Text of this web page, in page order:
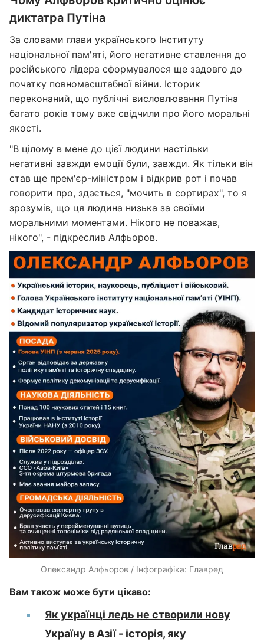
диктатра Путіна
За словами глави українського Інституту
національної пам'яті, його негативне ставлення до
російського лідера сформувалося ще задовго до
початку повномасштабної війни. Історик
переконаний, що публічні висловлювання Путіна
багато років тому вже свідчили про його моральні
якості.
"В цілому в мене до цієї людини настільки
негативні завжди емоції були, завжди. Як тільки він
став ще прем'єр-міністром і відкрив рот і почав
говорити про, здається, "мочить в сортирах", то я
зрозумів, що ця людина низька за своїми
моральними моментами. Нікого не поважав,
нікого", - підкреслив Алфьоров.
Олександр Алфьоров / Інфографіка: Главред
Вам також може бути цікаво:
Як українці ледь не створили нову
Україну в Азії - історія, яку